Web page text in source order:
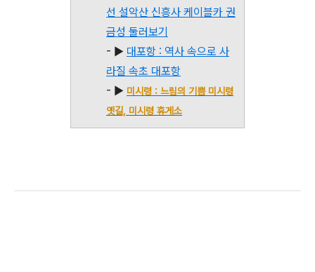
선 설악산 신흥사 케이블카 권
금성 둘러보기
- ▶ 대포항 : 역사 속으로 사
라질 속초 대포항
- ▶ 미시령 : 느림의 기쁨 미시령
옛길, 미시령 휴게소